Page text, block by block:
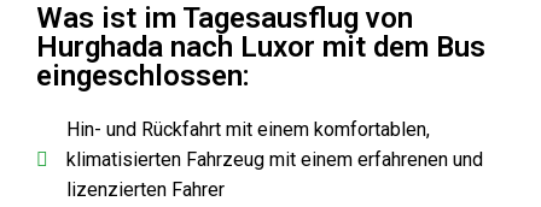
Was ist im Tagesausflug von
Hurghada nach Luxor mit dem Bus
eingeschlossen:
Hin- und Rückfahrt mit einem komfortablen,
klimatisierten Fahrzeug mit einem erfahrenen und
lizenzierten Fahrer